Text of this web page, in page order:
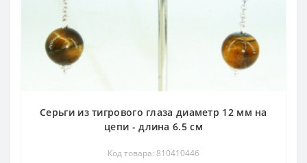
Серьги из тигрового глаза диаметр 12 мм на
цепи - длина 6.5 см
Код товара: 810410446